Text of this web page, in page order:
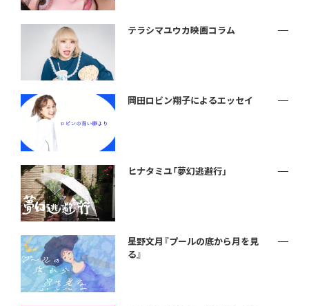
テラシマユウカ映画コラム
岡田ロビン翔子によるエッセイ
ヒナタミユ「夢幻逃避行」
星野文月『プールの底から月を見
る』